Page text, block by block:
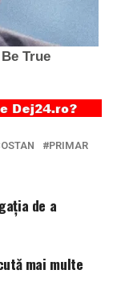
PRIMAR
de a
mai multe